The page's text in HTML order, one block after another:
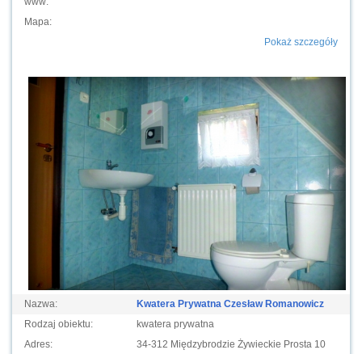
Mapa:
Pokaż szczegóły
Nazwa:
Kwatera Prywatna Czesław Romanowicz
Rodzaj obiektu:
kwatera prywatna
Adres:
34-312 Międzybrodzie Żywieckie Prosta 10